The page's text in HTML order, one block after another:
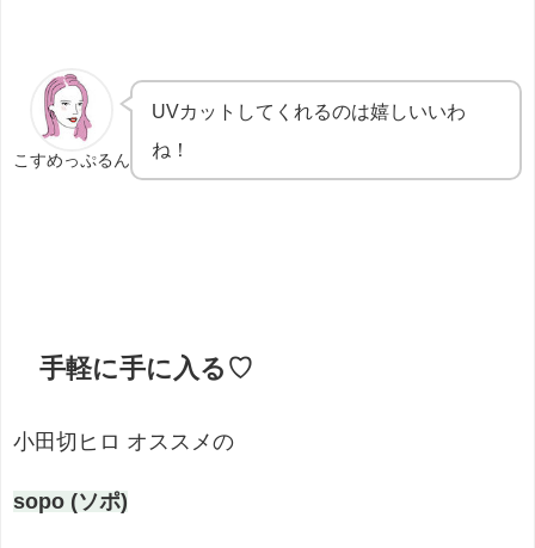
こすめっぷるん
UVカットしてくれるのは嬉しいいわ
ね！
手軽に手に入る♡
小田切ヒロ オススメの
sopo (ソポ)